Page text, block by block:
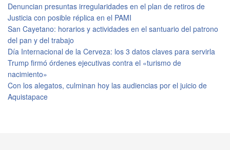
Denuncian presuntas irregularidades en el plan de retiros de
Justicia con posible réplica en el PAMI
San Cayetano: horarios y actividades en el santuario del patrono
del pan y del trabajo
Día Internacional de la Cerveza: los 3 datos claves para servirla
Trump firmó órdenes ejecutivas contra el «turismo de
nacimiento»
Con los alegatos, culminan hoy las audiencias por el juicio de
Aquistapace